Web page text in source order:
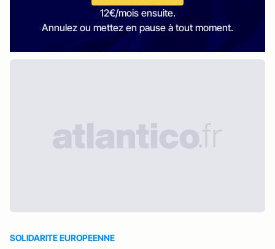
12€/mois ensuite.
Annulez ou mettez en pause à tout moment.
SOLIDARITE EUROPEENNE